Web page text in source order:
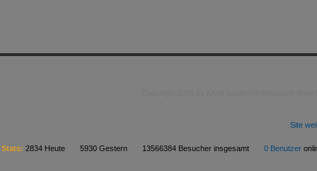
Site
Stats: 2834 Heute 5930 Gestern 13566384 Besucher insgesamt 0 Benutzer